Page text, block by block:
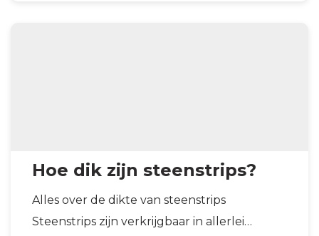
Hoe dik zijn steenstrips?
Alles over de dikte van steenstrips
Steenstrips zijn verkrijgbaar in allerlei